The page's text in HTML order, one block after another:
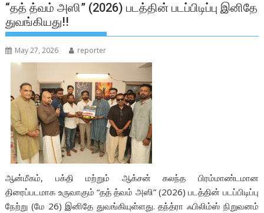
“தத் த்வம் அஸி” (2026) படத்தின் படப்பிடிப்பு இனிதே
துவங்கியது!!
May 27, 2026 reporter
ஆன்மீகம், பக்தி மற்றும் ஆக்சன் கலந்த பிரம்மாண்டமான
திரைப்படமாக உருவாகும் “தத் த்வம் அஸி” (2026) படத்தின் படப்பிடிப்பு
நேற்று (மே 26) இனிதே துவங்கியுள்ளது. தந்த்ரா ஃபிலிம்ஸ் நிறுவனம்